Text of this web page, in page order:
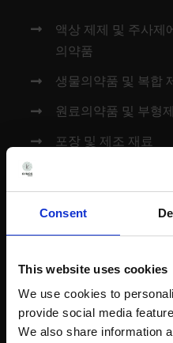
Consent
This website uses cookies
We use cookies to
provide social media
We also share information
액상 제제 및 주사제
의약품
생물의약품 및 복합
원료의약품 및 부형
포장 및 제조 재료